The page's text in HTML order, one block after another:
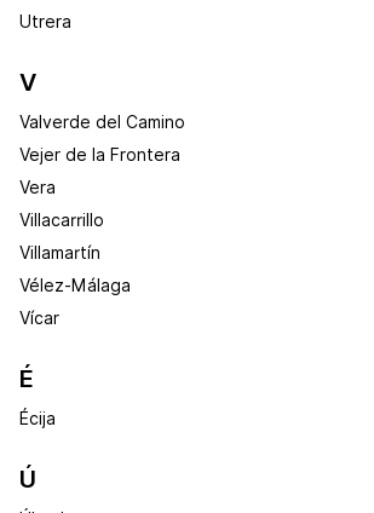
Utrera
V
Valverde del Camino
Vejer de la Frontera
Vera
Villacarrillo
Villamartín
Vélez-Málaga
Vícar
É
Écija
Ú